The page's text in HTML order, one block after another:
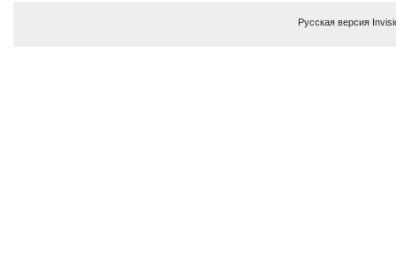
Русская версия